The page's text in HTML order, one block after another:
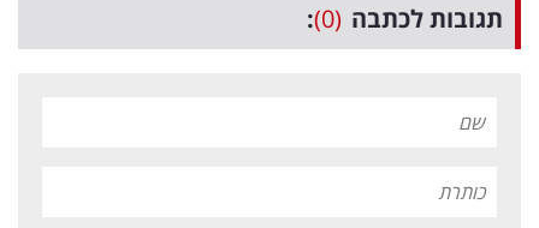
תגובות לכתבה (0)
: